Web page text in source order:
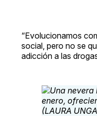
“Evolucionamos
social, pero no se
adicción a las